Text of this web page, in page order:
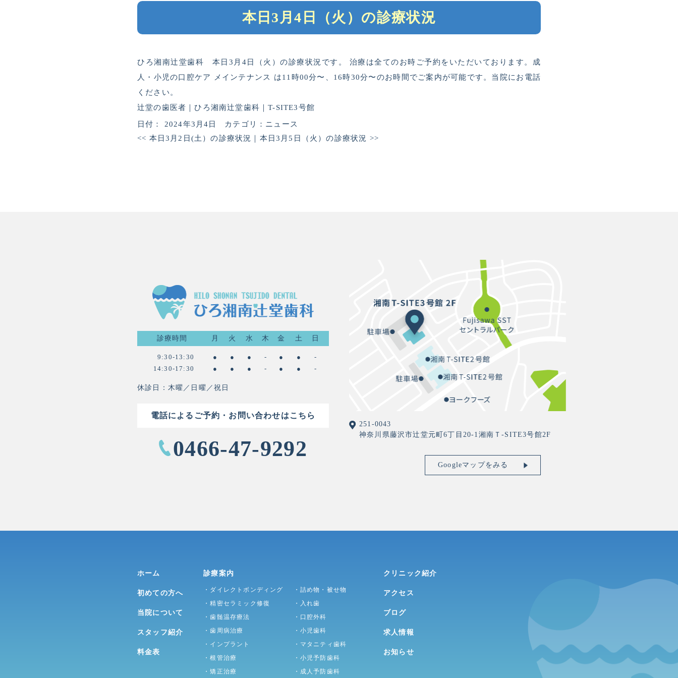
本日3月4日（火）の診療状況
ひろ湘南辻堂歯科 本日3月4日（火）の診療状況です。 治療は全てのお時ご予約をいただいております。成
人・小児の口腔ケア メインテナンス は11時00分〜、16時30分〜のお時間でご案内が可能です。当院にお電話
ください。
辻堂の歯医者｜ひろ湘南辻堂歯科｜T-SITE3号館
日付： 2024年3月4日 カテゴリ： ニュース
<< 本日3月2日(土）の診療状況 本日3月5日（火）の診療状況 >>
診療時間 月 火 水 木 金 土 日
9:30-13:30 ● ● ● - ● ●
-
14:30-17:30
● ● ● - ● ● -
休診日：木曜／日曜／祝日
電話によるご予約・お問い合わせはこちら
0466-47-9292
251-0043
神奈川県藤沢市辻堂元町6丁目20-1湘南Ｔ-SITE3号館2F
Googleマップをみる
ホーム
初めての方へ
当院について
スタッフ紹介
料金表
診療案内
・ダイレクトボンディング
・精密セラミック修復
・歯髄温存療法
・歯周病治療
・インプラント
・根管治療
・矯正治療
・詰め物・被せ物
・入れ歯
・口腔外科
・小児歯科
・マタニティ歯科
・小児予防歯科
・成人予防歯科
クリニック紹介
アクセス
ブログ
求人情報
お知らせ